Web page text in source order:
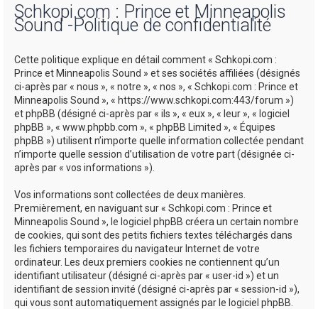
Schkopi.com : Prince et Minneapolis
Sound -Politique de confidentialité
Cette politique explique en détail comment « Schkopi.com :
Prince et Minneapolis Sound » et ses sociétés affiliées (désignés
ci-après par « nous », « notre », « nos », « Schkopi.com : Prince et
Minneapolis Sound », « https://www.schkopi.com:443/forum »)
et phpBB (désigné ci-après par « ils », « eux », « leur », « logiciel
phpBB », « www.phpbb.com », « phpBB Limited », « Équipes
phpBB ») utilisent n’importe quelle information collectée pendant
n’importe quelle session d’utilisation de votre part (désignée ci-
après par « vos informations »).
Vos informations sont collectées de deux manières.
Premièrement, en naviguant sur « Schkopi.com : Prince et
Minneapolis Sound », le logiciel phpBB créera un certain nombre
de cookies, qui sont des petits fichiers textes téléchargés dans
les fichiers temporaires du navigateur Internet de votre
ordinateur. Les deux premiers cookies ne contiennent qu’un
identifiant utilisateur (désigné ci-après par « user-id ») et un
identifiant de session invité (désigné ci-après par « session-id »),
qui vous sont automatiquement assignés par le logiciel phpBB.